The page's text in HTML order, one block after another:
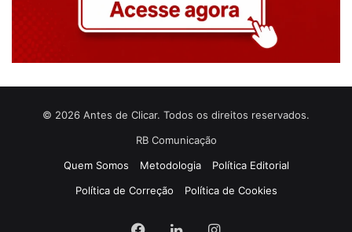
© 2026 Antes de Clicar. Todos os direitos reservados.
RB Comunicação
Quem Somos
Metodologia
Política Editorial
Política de Correção
Política de Cookies